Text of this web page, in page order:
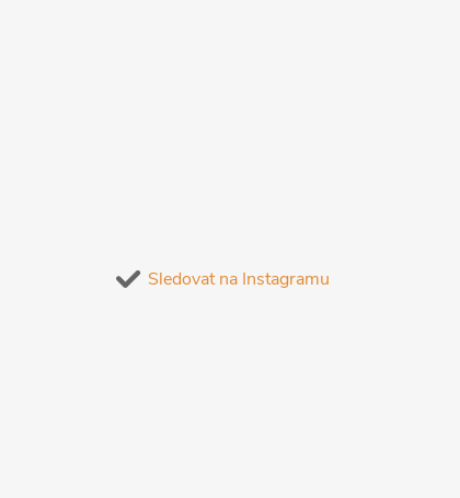
Sledovat na Instagramu